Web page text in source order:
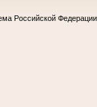
Российской